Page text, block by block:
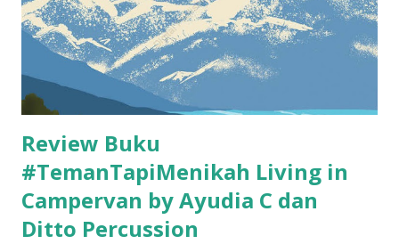
Review Buku
#TemanTapiMenikah Living in
Campervan by Ayudia C dan
Ditto Percussion